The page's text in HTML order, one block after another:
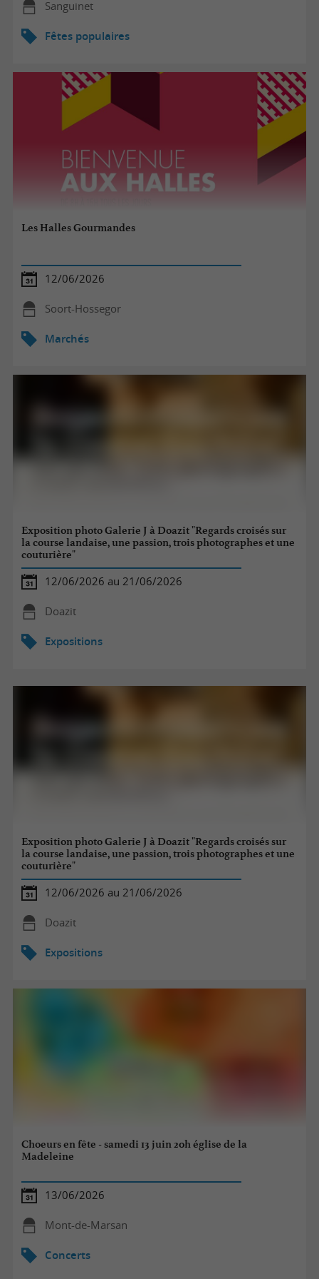
Sanguinet
Fêtes populaires
Les Halles Gourmandes
12/06/2026
Soort-Hossegor
Marchés
Exposition photo Galerie J à Doazit "Regards croisés sur
la course landaise, une passion, trois photographes et une
couturière"
12/06/2026 au 21/06/2026
Doazit
Expositions
Exposition photo Galerie J à Doazit "Regards croisés sur
la course landaise, une passion, trois photographes et une
couturière"
12/06/2026 au 21/06/2026
Doazit
Expositions
Choeurs en fête - samedi 13 juin 20h église de la
Madeleine
13/06/2026
Mont-de-Marsan
Concerts